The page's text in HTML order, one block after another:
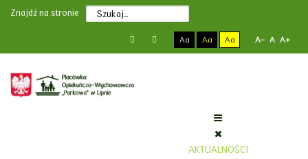
Znajdź na stronie
Aa Aa Aa A- A A+
AKTUALNOŚCI
rokmiesiąc
rokmiesiąc